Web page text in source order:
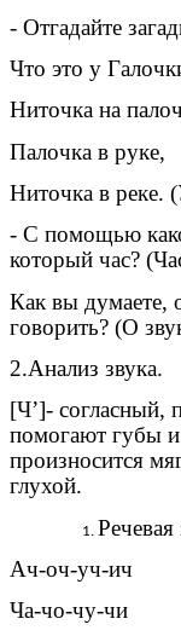
- Отгадайте
Что это у
Ниточка на
Палочка в руке,
Ниточка в реке.
- С помощью
который час?
Как вы думаете,
говорить? (О
2.Анализ звука.
[Ч’]- согласный,
помогают губы и
произносится
глухой.
Речевая
Ач-оч-уч-ич
Ча-чо-чу-чи